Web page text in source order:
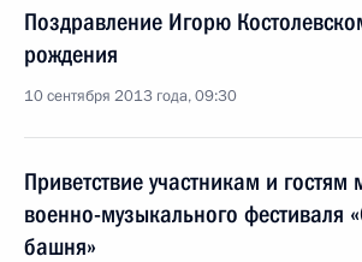
Поздравление Игорю
рождения
10 сентября 2013 года, 09:30
Приветствие участникам и гостям
военно-музыкального фестиваля
башня»